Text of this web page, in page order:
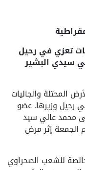
تعزي في رحيل
سيدي البشير
الأرض المحتلة والجاليات
رحيل وزيرها. عضو
محمد عالي سيد
الجمعة إثر مرض
للشعب الصحراوي